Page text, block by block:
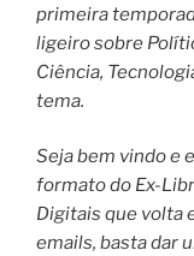
primeira
ligeiro sobre
Ciência,
tema.
Seja bem vindo e
formato do Ex-
Digitais que volta
emails, basta dar